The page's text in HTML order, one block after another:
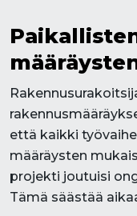
että kaikki
määräysten
projekti joutuisi
Tämä säästää